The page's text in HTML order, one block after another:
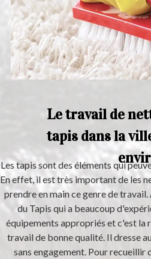
Le travail de
tapis dans la
Les tapis sont des éléments qui
En effet, il est très important de les
prendre en main ce genre de
du Tapis qui a beaucoup
équipements appropriés et c'est la
travail de bonne qualité. Il dresse
sans engagement. Pour